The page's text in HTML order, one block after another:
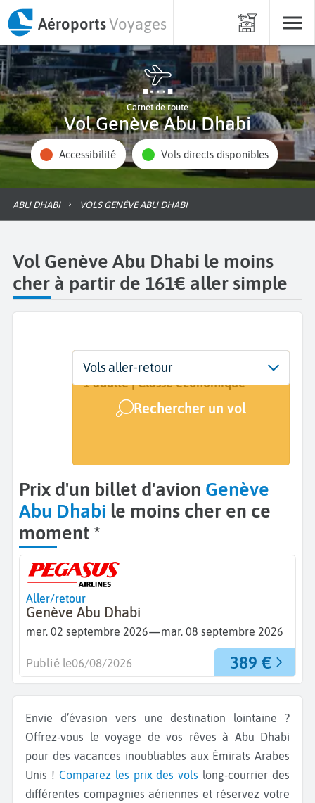
AéroportsVoyages
Carnet de route
Vol Genève Abu Dhabi
Accessibilité Vols directs disponibles
ABU DHABI VOLS GENÈVE ABU DHABI
Vol Genève Abu Dhabi le moins
cher à partir de 161€ aller simple
Départ
Genève (GVA)
Dates
2 sept. - 8 sept.
Voyageurs | Classe
1 adulte | Classe économique
Rechercher un vol
Vols aller-retour
Prix d'un billet d'avion Genève
Abu Dhabi le moins cher en ce
moment *
Aller/retour
Genève Abu Dhabi
mer. 02 septembre 2026—mar. 08 septembre 2026
389 €
Publié le06/08/2026
Envie d’évasion vers une destination lointaine ?
Offrez-vous le voyage de vos rêves à Abu Dhabi
pour des vacances inoubliables aux Émirats Arabes
Unis ! Comparez les prix des vols long-courrier des
différentes compagnies aériennes et réservez votre